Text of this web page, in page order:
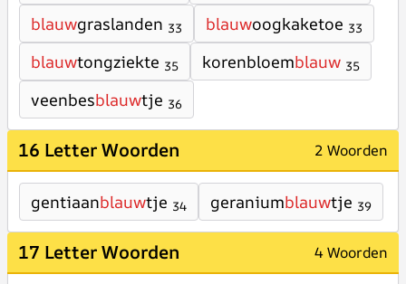
blauwgraslanden 33 blauwoogkaketoe 33
blauwtongziekte 35 korenbloemblauw 35
veenbesblauwtje 36
16 Letter Woorden 2 Woorden
gentiaanblauwtje 34 geraniumblauwtje 39
17 Letter Woorden 4 Woorden